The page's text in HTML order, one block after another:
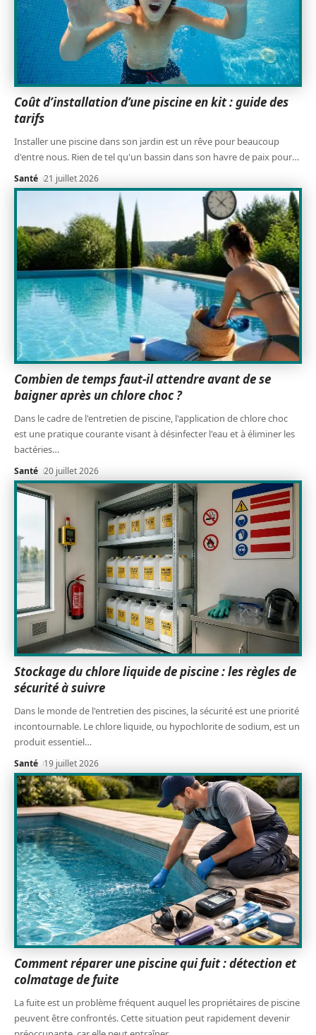
Coût d’installation d’une piscine en kit : guide des
tarifs
Installer une piscine dans son jardin est un rêve pour beaucoup
d'entre nous. Rien de tel qu'un bassin dans son havre de paix pour…
Santé 21 juillet 2026
Combien de temps faut-il attendre avant de se
baigner après un chlore choc ?
Dans le cadre de l'entretien de piscine, l'application de chlore choc
est une pratique courante visant à désinfecter l'eau et à éliminer les
bactéries…
Santé 20 juillet 2026
Stockage du chlore liquide de piscine : les règles de
sécurité à suivre
Dans le monde de l'entretien des piscines, la sécurité est une priorité
incontournable. Le chlore liquide, ou hypochlorite de sodium, est un
produit essentiel…
Santé 19 juillet 2026
Comment réparer une piscine qui fuit : détection et
colmatage de fuite
La fuite est un problème fréquent auquel les propriétaires de piscine
peuvent être confrontés. Cette situation peut rapidement devenir